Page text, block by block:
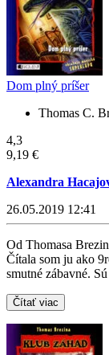
Dom plný príšer
Thomas C.
4,3
9,19 €
Alexandra
26.05.2019 12:41
Od Thomasa
Čítala som ju ako
smutné zábavné.
Čítať viac